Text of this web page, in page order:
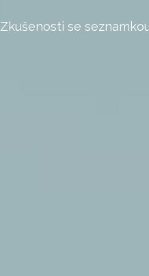
Zkušenosti se